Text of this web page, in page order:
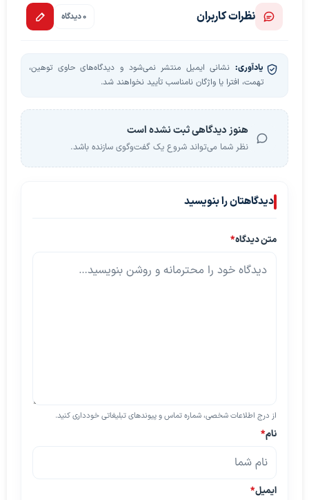
نظرات کاربران 0 دیدگاه
یادآوری: نشانی ایمیل منتشر نمی‌شود و دیدگاه‌های حاوی توهین،
تهمت، افترا یا واژگان نامناسب تأیید نخواهند شد.
هنوز دیدگاهی ثبت نشده است
نظر شما می‌تواند شروع یک گفت‌وگوی سازنده باشد.
دیدگاهتان را بنویسید
متن دیدگاه*
از درج اطلاعات شخصی، شماره تماس و پیوندهای تبلیغاتی خودداری کنید.
نام*
ایمیل*